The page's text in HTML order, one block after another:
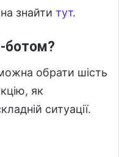
знайти тут.
ботом?
обрати шість
як
ситуації.